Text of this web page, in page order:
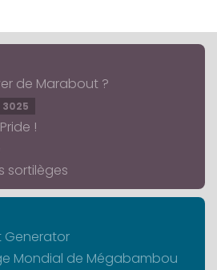
de Marabout ?
3025
!
sortilèges
Generator
Mondial de Mégabambou